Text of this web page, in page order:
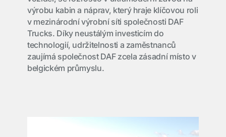
výrobu kabin a náprav, který hraje klíčovou roli
v mezinárodní výrobní síti společnosti DAF
Trucks. Díky neustálým investicím do
technologií, udržitelnosti a zaměstnanců
zaujímá společnost DAF zcela zásadní místo v
belgickém průmyslu.